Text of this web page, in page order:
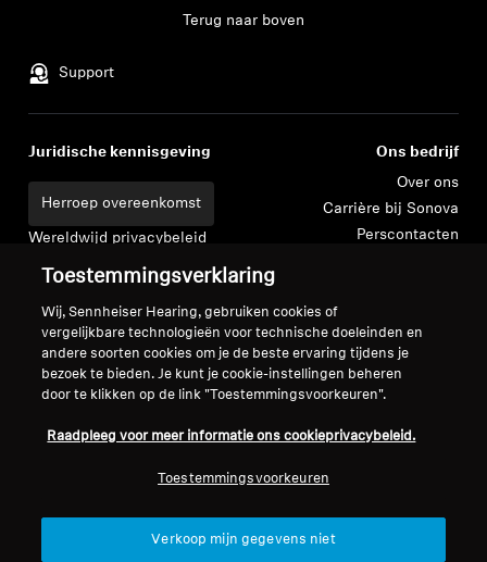
Support
Terug naar boven
Juridische kennisgeving
Herroep overeenkomst
Wereldwijd privacybeleid
Algemene verkoopvoorwaarden
voor online verkoop aan
consumenten
Beleid voor gecoördineerde
openbaarmaking van
kwetsbaarheden
Ons bedrijf
Over ons
Carrière bij Sonova
Perscontacten
merkambassadeurs
Verklaring inzake digitale toegankelijkheid
Toestemmingsverklaring
Wij, Sennheiser Hearing, gebruiken cookies of
vergelijkbare technologieën voor technische doeleinden en
andere soorten cookies om je de beste ervaring tijdens je
bezoek te bieden. Je kunt je cookie-instellingen beheren
door te klikken op de link "Toestemmingsvoorkeuren".
Raadpleeg voor meer informatie ons cookieprivacybeleid.
Toestemmingsvoorkeuren
Verkoop mijn gegevens niet